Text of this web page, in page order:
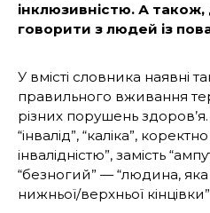
інклюзивністю. А також,
говорити з людей із
У вмісті словника наявні
правильного вживання
різних порушень
“інвалід”, “каліка”,
інвалідністю”, замість
“безногий” — “людина,
нижньої/верхньої